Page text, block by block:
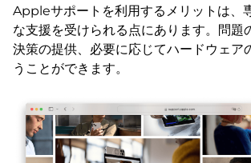
Appleサポートを利用するメリットは、
な支援を受けられる点にあります。問題
決策の提供、必要に応じてハードウェア
うことができます。